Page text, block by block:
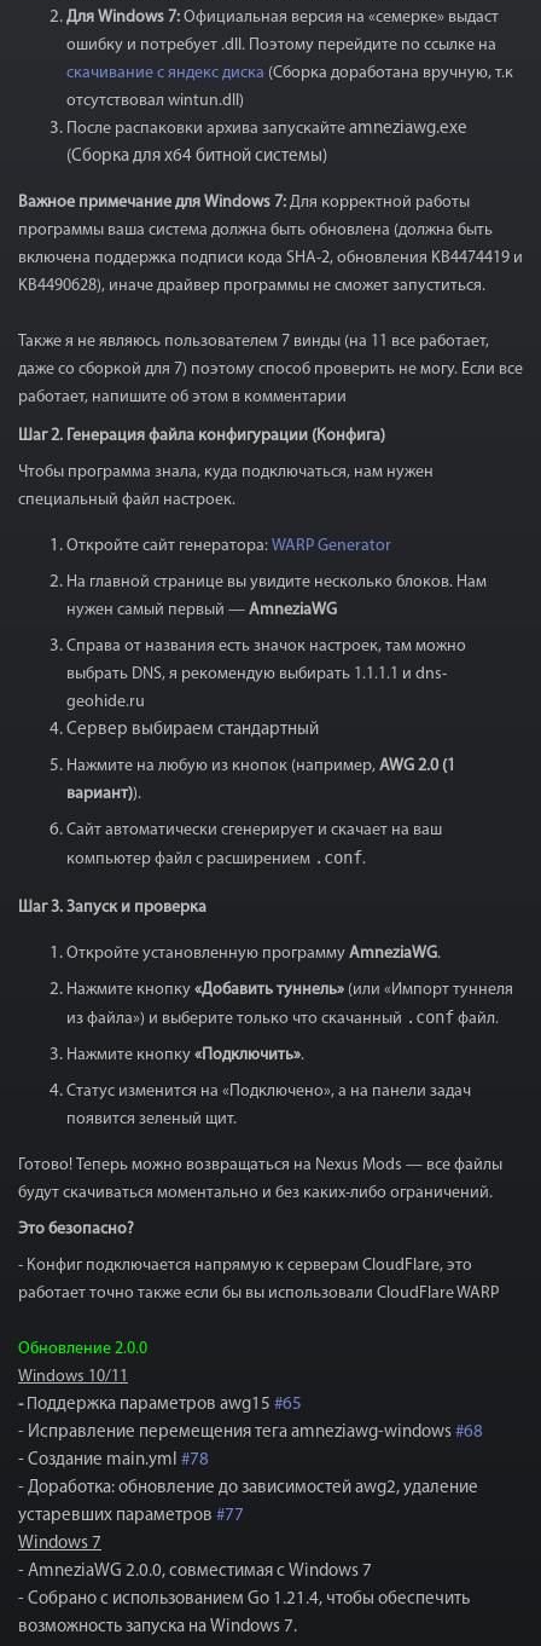
Для Windows 7: Официальная версия на «семерке» выдаст
ошибку и потребует .dll. Поэтому перейдите по ссылке на
скачивание с яндекс диска (Сборка доработана вручную, т.к
отсутствовал wintun.dll)
После распаковки архива запускайте amneziawg.exe
(Сборка для x64 битной системы)
Важное примечание для Windows 7: Для корректной работы
программы ваша система должна быть обновлена (должна быть
включена поддержка подписи кода SHA-2, обновления KB4474419 и
KB4490628), иначе драйвер программы не сможет запуститься.
Также я не являюсь пользователем 7 винды (на 11 все работает,
даже со сборкой для 7) поэтому способ проверить не могу. Если все
работает, напишите об этом в комментарии
Шаг 2. Генерация файла конфигурации (Конфига)
Чтобы программа знала, куда подключаться, нам нужен
специальный файл настроек.
Откройте сайт генератора: WARP Generator
На главной странице вы увидите несколько блоков. Нам
нужен самый первый — AmneziaWG
Справа от названия есть значок настроек, там можно
выбрать DNS, я рекомендую выбирать 1.1.1.1 и dns-
geohide.ru
Сервер выбираем стандартный
Нажмите на любую из кнопок (например, AWG 2.0 (1
вариант)).
Сайт автоматически сгенерирует и скачает на ваш
компьютер файл с расширением .conf.
Шаг 3. Запуск и проверка
Откройте установленную программу AmneziaWG.
Нажмите кнопку «Добавить туннель» (или «Импорт туннеля
из файла») и выберите только что скачанный .conf файл.
Нажмите кнопку «Подключить».
Статус изменится на «Подключено», а на панели задач
появится зеленый щит.
Готово! Теперь можно возвращаться на Nexus Mods — все файлы
будут скачиваться моментально и без каких-либо ограничений.
Это безопасно?
- Конфиг подключается напрямую к серверам CloudFlare, это
работает точно также если бы вы использовали CloudFlare WARP
Обновление 2.0.0
Windows 10/11
- Поддержка параметров awg15 #65
- Исправление перемещения тега amneziawg-windows #68
- Создание main.yml #78
- Доработка: обновление до зависимостей awg2, удаление
устаревших параметров #77
Windows 7
- AmneziaWG 2.0.0, совместимая с Windows 7
- Собрано с использованием Go 1.21.4, чтобы обеспечить
возможность запуска на Windows 7.